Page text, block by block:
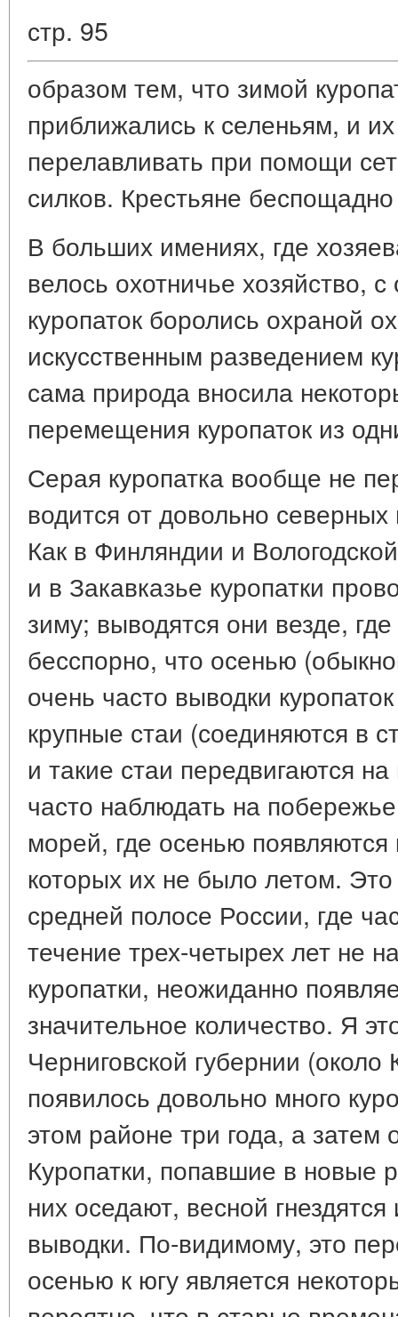
стр. 95
образом тем, что зимой
приближались к селеньям, и
перелавливать при помощи
силков. Крестьяне
В больших имениях, где
велось охотничье хозяйство,
куропаток боролись охраной
искусственным разведением
сама природа вносила
перемещения куропаток из
Серая куропатка вообще не
водится от довольно
Как в Финляндии и
и в Закавказье куропатки
зиму; выводятся они везде,
бесспорно, что осенью
очень часто выводки
крупные стаи (соединяются в
и такие стаи передвигаются
часто наблюдать на
морей, где осенью появляются
которых их не было летом.
средней полосе России, где
течение трех-четырех лет не
куропатки, неожиданно
значительное количество. Я
Черниговской губернии (около
появилось довольно много
этом районе три года, а затем
Куропатки, попавшие в новые
них оседают, весной
выводки. По-видимому, это
осенью к югу является